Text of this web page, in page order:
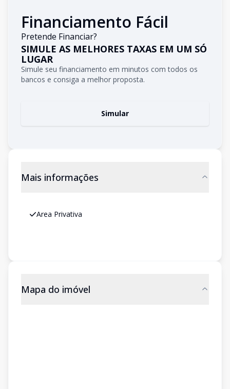
Financiamento Fácil
Pretende Financiar?
SIMULE AS MELHORES TAXAS EM UM SÓ
LUGAR
Simule seu financiamento em minutos com todos os
bancos e consiga a melhor proposta.
Simular
Mais informações
Area Privativa
Mapa do imóvel